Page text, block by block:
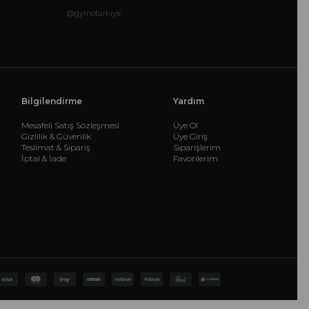
@gymoturkiye
Bilgilendirme
Mesafeli Satış Sözleşmesi
Gizlilik & Güvenlik
Teslimat & Sipariş
İptal & İade
Yardım
Üye Ol
Üye Giriş
Siparişlerim
Favorilerim